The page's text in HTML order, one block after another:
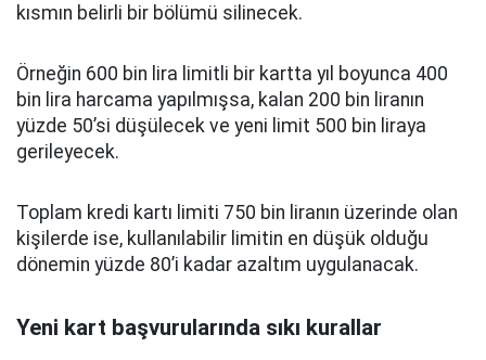
kısmın belirli bir bölümü silinecek.
Örneğin 600 bin lira limitli bir kartta yıl boyunca 400
bin lira harcama yapılmışsa, kalan 200 bin liranın
yüzde 50’si düşülecek ve yeni limit 500 bin liraya
gerileyecek.
Toplam kredi kartı limiti 750 bin liranın üzerinde olan
kişilerde ise, kullanılabilir limitin en düşük olduğu
dönemin yüzde 80’i kadar azaltım uygulanacak.
Yeni kart başvurularında sıkı kurallar